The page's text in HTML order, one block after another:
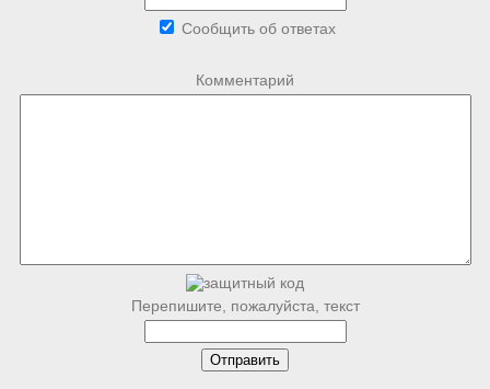
Сообщить об ответах
Комментарий
Перепишите, пожалуйста, текст